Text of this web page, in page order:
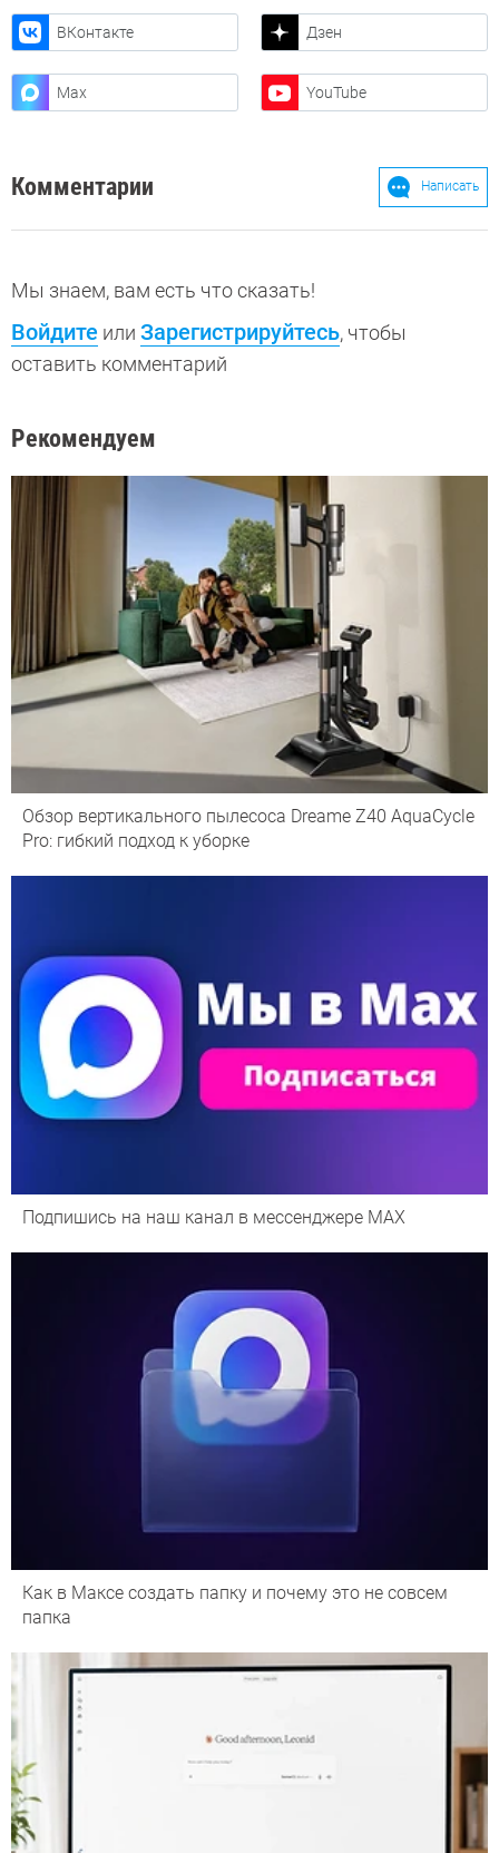
ВКонтакте Дзен
Max YouTube
Комментарии Написать
Мы знаем, вам есть что сказать!
Войдите или Зарегистрируйтесь, чтобы
оставить комментарий
Рекомендуем
Обзор вертикального пылесоса Dreame Z40 AquaCycle
Pro: гибкий подход к уборке
Подпишись на наш канал в мессенджере МАХ
Как в Максе создать папку и почему это не совсем
папка